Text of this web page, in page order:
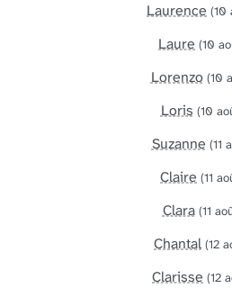
Laurence (10
Laure (10
Lorenzo (10
Loris (10
Suzanne (11
Claire (11
Clara (11
Chantal (12
Clarisse (12